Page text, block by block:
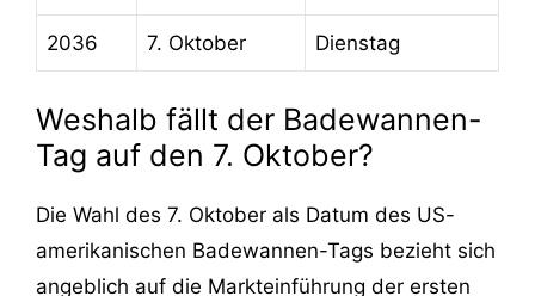
2036 7. Oktober Dienstag
Weshalb fällt der Badewannen-
Tag auf den 7. Oktober?
Die Wahl des 7. Oktober als Datum des US-
amerikanischen Badewannen-Tags bezieht sich
angeblich auf die Markteinführung der ersten